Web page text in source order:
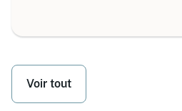
grandes familles
Voir tout